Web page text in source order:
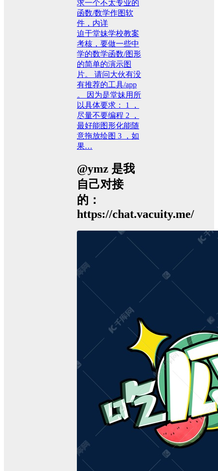
求一个不太专业的
函数/数学作图软
件，内详
迫于堂妹学校教案
考核，要做一些中
学的数学函数/图形
的简单的演示图
片。 请问大伙有没
有推荐的工具/app
。 因为是堂妹用所
以具体要求： 1 ，
尽量不要编程 2 ，
最好能图形化能随
意拖放绘图 3 ，如
果…
@ymz 是我
自己对接
的：
https://chat.vacuity.me/